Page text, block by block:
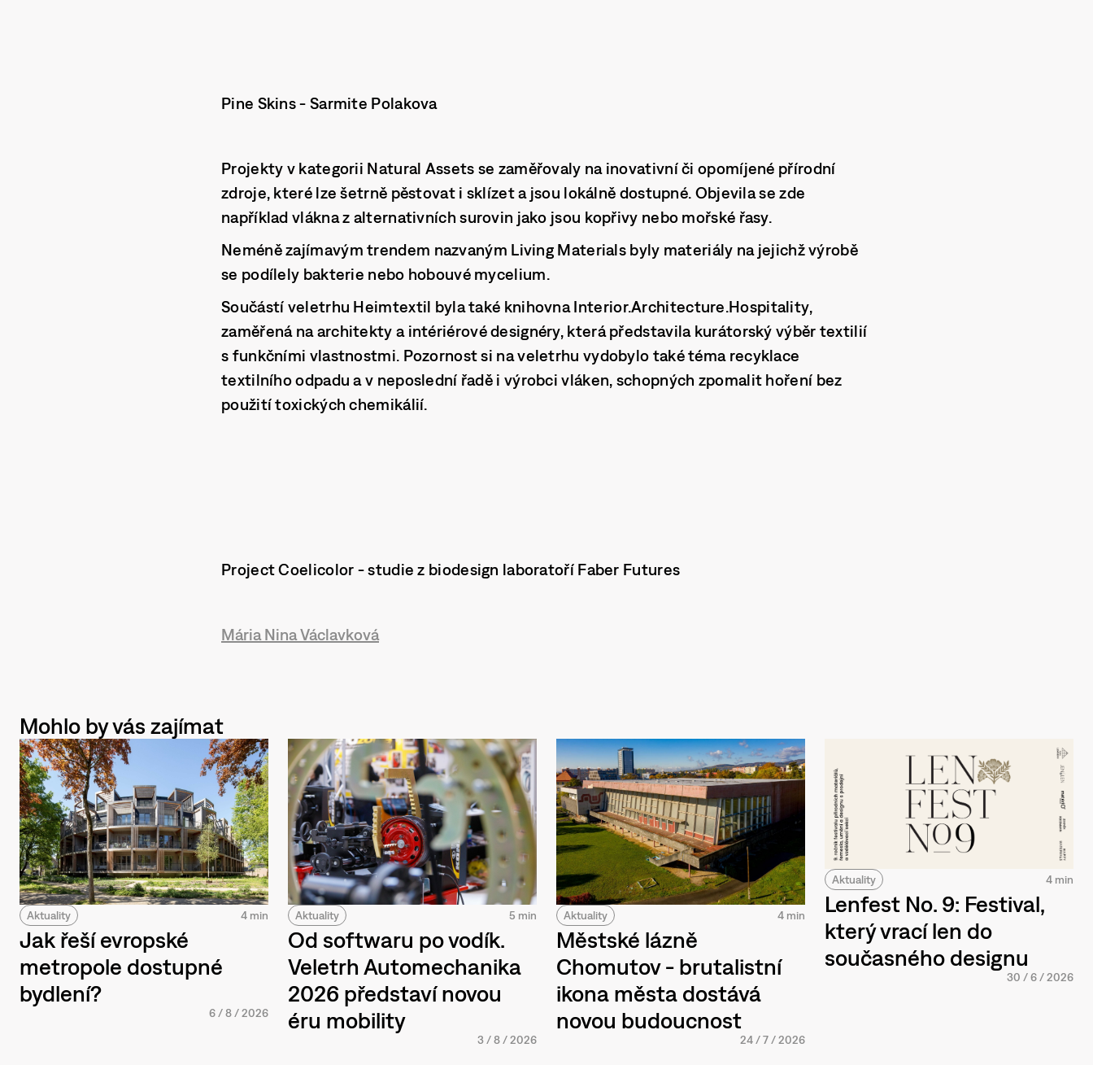
Pine Skins - Sarmite Polakova
Projekty v kategorii Natural Assets se zaměřovaly na inovativní či opomíjené přírodní
zdroje, které lze šetrně pěstovat i sklízet a jsou lokálně dostupné. Objevila se zde
například vlákna z alternativních surovin jako jsou kopřivy nebo mořské řasy.
Neméně zajímavým trendem nazvaným Living Materials byly materiály na jejichž výrobě
se podílely bakterie nebo hobouvé mycelium.
Součástí veletrhu Heimtextil byla také knihovnaInterior.Architecture.Hospitality,
zaměřená na architekty a intériérové designéry, která představila kurátorský výběr textilií
s funkčními vlastnostmi. Pozornost si na veletrhu vydobylo také téma recyklace
textilního odpadu a v neposlední řadě i výrobci vláken, schopných zpomalit hoření bez
použití toxických chemikálií.
Project Coelicolor - studie z biodesign laboratoří Faber Futures
Mária Nina Václavková
Mohlo by vás zajímat
Aktuality 4 min
Jak řeší evropské
metropole dostupné
bydlení?
6 /8 /2026
Aktuality 5 min
Od softwaru po vodík.
Veletrh Automechanika
2026 představí novou
éru mobility
3 /8 /2026
Aktuality 4 min
Městské lázně
Chomutov - brutalistní
ikona města dostává
novou budoucnost
24 /7 /2026
Aktuality 4 min
Lenfest No. 9: Festival,
který vrací len do
současného designu
30 /6/2026